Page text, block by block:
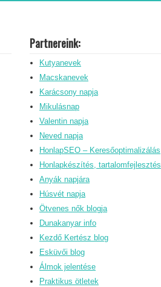
Partnereink:
Kutyanevek
Macskanevek
Karácsony napja
Mikulásnap
Valentin napja
Neved napja
HonlapSEO – Keresőoptimalizálás
Honlapkészítés, tartalomfejlesztés
Anyák napjára
Húsvét napja
Ötvenes nők blogja
Dunakanyar info
Kezdő Kertész blog
Esküvői blog
Álmok jelentése
Praktikus ötletek